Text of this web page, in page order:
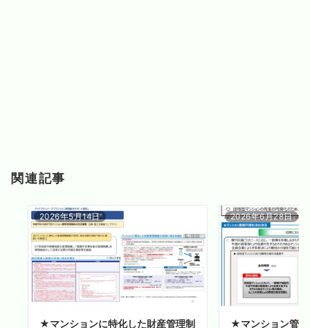
関連記事
2026年5月14日
★マンションに特化した財産管理制
2026年6月28日
★マンション管